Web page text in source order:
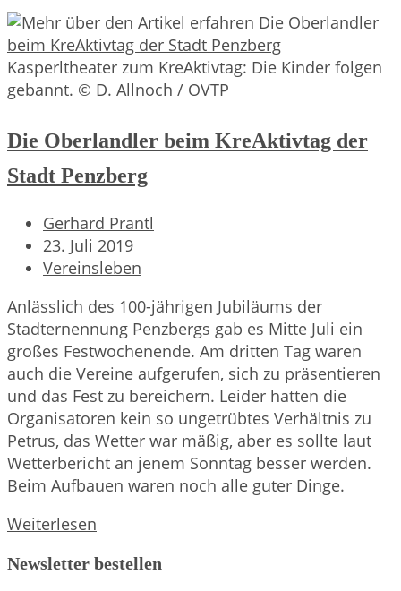
Kasperltheater zum KreAktivtag: Die Kinder folgen
gebannt. © D. Allnoch / OVTP
Die Oberlandler beim KreAktivtag der
Stadt Penzberg
Beitrags-
Autor:
Gerhard Prantl
Beitrag
veröffentlicht:
23. Juli 2019
Beitrags-
Vereinsleben
Anlässlich des 100-jährigen Jubiläums der
Stadternennung Penzbergs gab es Mitte Juli ein
großes Festwochenende. Am dritten Tag waren
auch die Vereine aufgerufen, sich zu präsentieren
und das Fest zu bereichern. Leider hatten die
Organisatoren kein so ungetrübtes Verhältnis zu
Petrus, das Wetter war mäßig, aber es sollte laut
Wetterbericht an jenem Sonntag besser werden.
Beim Aufbauen waren noch alle guter Dinge.
Weiterlesen
beim
Newsletter bestellen